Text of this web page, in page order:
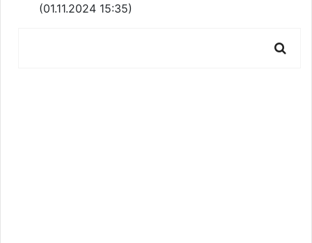
(01.11.2024 15:35)